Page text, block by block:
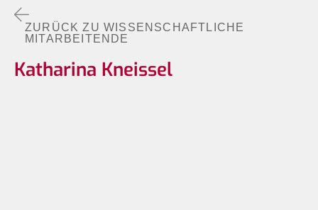
ZURÜCK ZU WISSENSCHAFTLICHE
MITARBEITENDE
Katharina Kneissel